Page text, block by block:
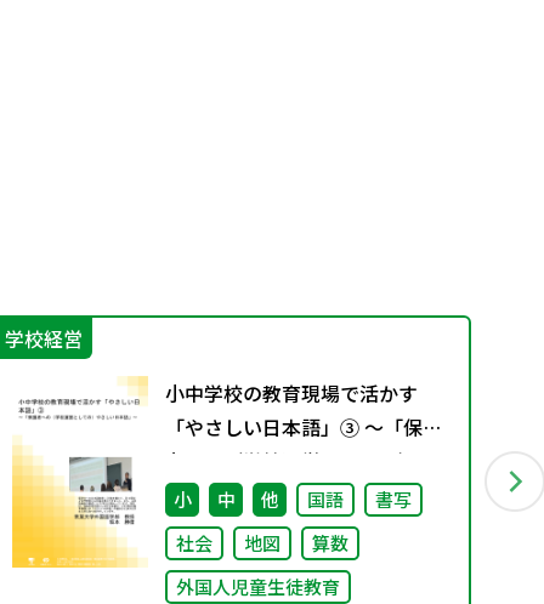
学校経営
小中学校の教育現場で活かす
「やさしい日本語」③ ～「保護
者への（学校運営としての）や
さしい日本語」～
小 中 他 国語
書写
社会
地図
算数
外国人児童生徒教育